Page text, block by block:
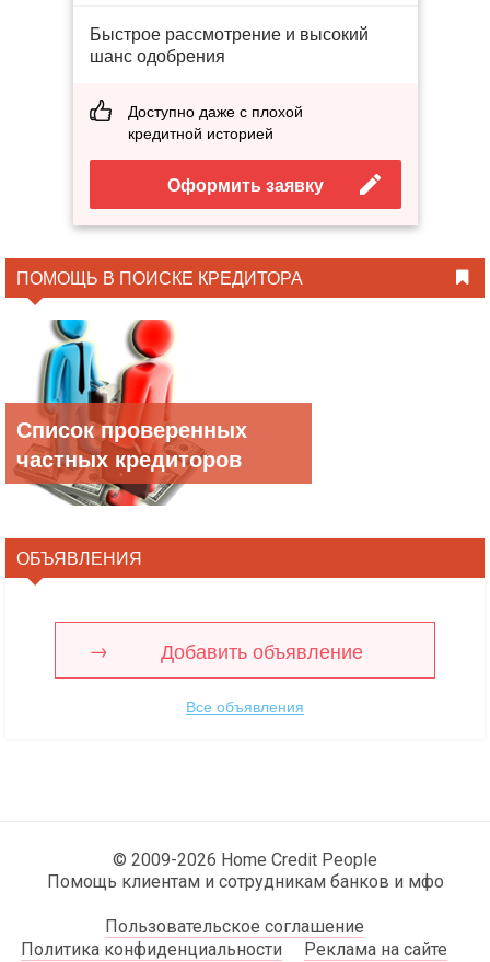
Быстрое рассмотрение и высокий
шанс одобрения
Доступно даже с плохой
кредитной историей
Оформить заявку
ПОМОЩЬ В ПОИСКЕ КРЕДИТОРА
Список проверенных
частных кредиторов
ОБЪЯВЛЕНИЯ
Добавить объявление
Все объявления
© 2009-2026 Home Credit People
Помощь клиентам и сотрудникам банков и мфо
Пользовательское соглашение
Политика конфиденциальности
Реклама на сайте